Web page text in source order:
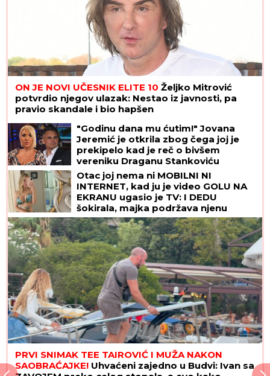
ON JE NOVI UČESNIK ELITE 10 Željko Mitrović
potvrdio njegov ulazak: Nestao iz javnosti, pa
pravio skandale i bio hapšen
"Godinu dana mu ćutim!" Jovana
Jeremić je otkrila zbog čega joj je
prekipelo kad je reč o bivšem
vereniku Draganu Stankoviću
Otac joj nema ni MOBILNI NI
INTERNET, kad ju je video GOLU NA
EKRANU ugasio je TV: I DEDU
šokirala, majka podržava njenu
karijeru! Ovo je "obična" porodica
NAJVEĆE UZDANICE HOLIVUDA
PRVI SNIMAK TEE TAIROVIĆ I MUŽA NAKON
SAOBRAĆAJKE! Uhvaćeni zajedno u Budvi: Ivan sa